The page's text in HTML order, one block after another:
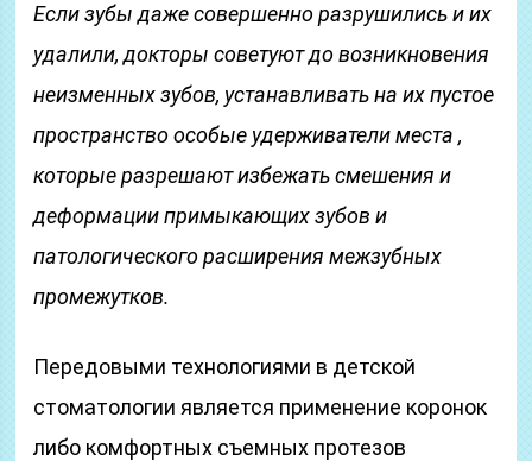
Если зубы даже совершенно разрушились и их
удалили, докторы советуют до возникновения
неизменных зубов, устанавливать на их пустое
пространство особые удерживатели места ,
которые разрешают избежать смешения и
деформации примыкающих зубов и
патологического расширения межзубных
промежутков.
Передовыми технологиями в детской
стоматологии является применение коронок
либо комфортных съемных протезов